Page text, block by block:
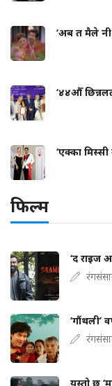
‘अब त मैले
‘४४औँ
‘एक्का मिस्सी
फिल्म
‘द राइज
‘गौंथली’
यस्तो छ